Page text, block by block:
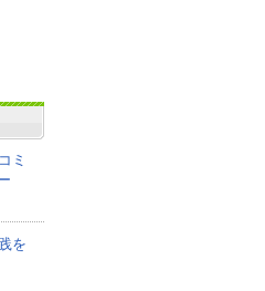
ミ
を